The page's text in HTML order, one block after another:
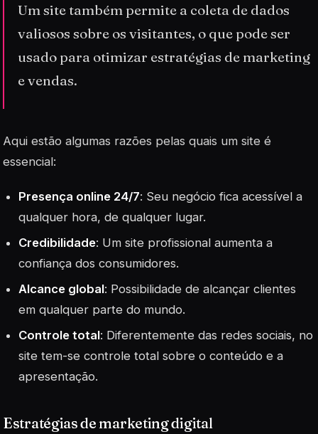
Um site também permite a coleta de dados
valiosos sobre os visitantes, o que pode ser
usado para otimizar estratégias de marketing
e vendas.
Aqui estão algumas razões pelas quais um site é
essencial:
Presença online 24/7: Seu negócio fica acessível a
qualquer hora, de qualquer lugar.
Credibilidade: Um site profissional aumenta a
confiança dos consumidores.
Alcance global: Possibilidade de alcançar clientes
em qualquer parte do mundo.
Controle total: Diferentemente das redes sociais, no
site tem-se controle total sobre o conteúdo e a
apresentação.
Estratégias de marketing digital